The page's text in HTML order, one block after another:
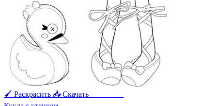
🖌 Раскрасить 📥 Скачать